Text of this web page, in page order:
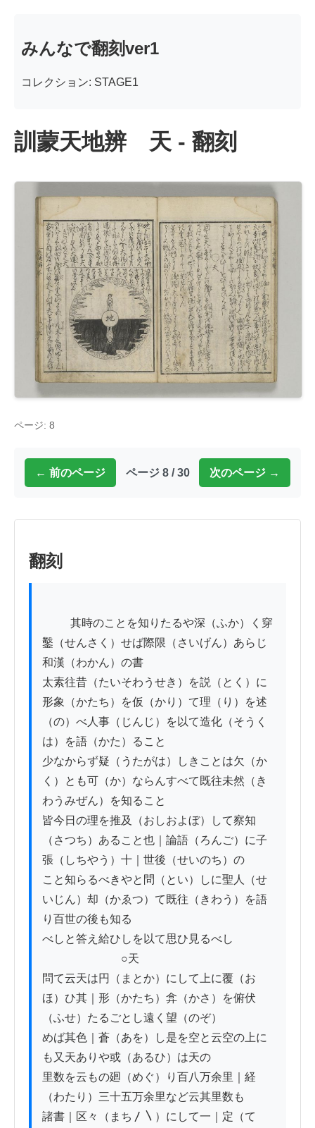
みんなで翻刻ver1
コレクション: STAGE1
訓蒙天地辨 天 - 翻刻
ページ: 8
← 前のページ ページ 8 / 30 次のページ →
翻刻
鑿（せんさく）せば際限（さいげん）あらじ
和漢（わかん）の書
太素往昔（たいそわうせき）を説（とく）に
形象（かたち）を仮（かり）て理（り）を述
（の）べ人事（じんじ）を以て造化（そうく
は）を語（かた）ること
少なからず疑（うたがは）しきことは欠（か
く）とも可（か）ならんすべて既往未然（き
わうみぜん）を知ること
皆今日の理を推及（おしおよぼ）して察知
（さつち）あること也｜論語（ろんご）に子
張（しちやう）十｜世後（せいのち）の
こと知らるべきやと問（とい）しに聖人（せ
いじん）却（かゑつ）て既往（きわう）を語
り百世の後も知る
べしと答え給ひしを以て思ひ見るべし
○天
問て云天は円（まとか）にして上に覆（お
ほ）ひ其｜形（かたち）弇（かさ）を俯伏
（ふせ）たるごとし遠く望（のぞ）
めば其色｜蒼（あを）し是を空と云空の上に
も又天ありや或（あるひ）は天の
里数を云もの廻（めぐ）り百八万余里｜経
（わたり）三十五万余里など云其里数も
諸書｜区々（まち〳〵）にして一｜定（て